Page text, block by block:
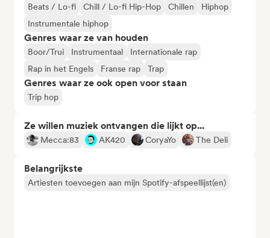
Beats / Lo-fi Chill / Lo-fi Hip-Hop Chillen
Hiphop
Instrumentale hiphop
Genres waar ze van houden
Boor/Trui Instrumentaal
Internationale rap
Rap in het Engels
Franse rap Trap
Genres waar ze ook open voor staan
Trip hop
Ze willen muziek ontvangen die lijkt op...
Mecca:83 AK420 CoryaYo The Deli
Belangrijkste
Artiesten toevoegen aan mijn Spotify-afspeellijst(en)